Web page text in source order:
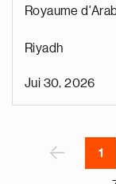
Royaume
Riyadh
Jui 30, 2026
‹
i
o
s
1